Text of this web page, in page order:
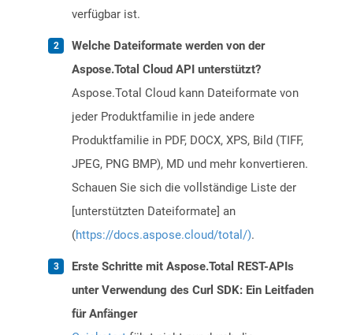
verfügbar ist.
Welche Dateiformate werden von der
Aspose.Total Cloud API unterstützt?
Aspose.Total Cloud kann Dateiformate von
jeder Produktfamilie in jede andere
Produktfamilie in PDF, DOCX, XPS, Bild (TIFF,
JPEG, PNG BMP), MD und mehr konvertieren.
Schauen Sie sich die vollständige Liste der
[unterstützten Dateiformate] an
(https://docs.aspose.cloud/total/).
Erste Schritte mit Aspose.Total REST-APIs
unter Verwendung des Curl SDK: Ein Leitfaden
für Anfänger